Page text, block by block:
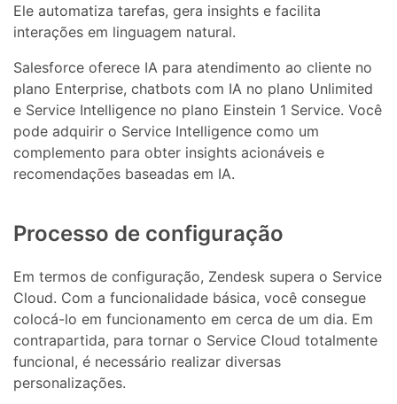
Ele automatiza tarefas, gera insights e facilita
interações em linguagem natural.
Salesforce oferece IA para atendimento ao cliente no
plano Enterprise, chatbots com IA no plano Unlimited
e Service Intelligence no plano Einstein 1 Service. Você
pode adquirir o Service Intelligence como um
complemento para obter insights acionáveis ​​e
recomendações baseadas em IA.
Processo de configuração
Em termos de configuração, Zendesk supera o Service
Cloud. Com a funcionalidade básica, você consegue
colocá-lo em funcionamento em cerca de um dia. Em
contrapartida, para tornar o Service Cloud totalmente
funcional, é necessário realizar diversas
personalizações.